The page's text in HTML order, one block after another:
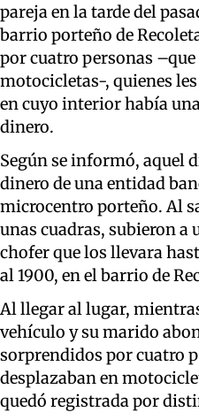
pareja en la tarde del
barrio porteño de
por cuatro personas –que
motocicletas-, quienes
en cuyo interior había
dinero.
Según se informó, aquel
dinero de una entidad
microcentro porteño. Al
unas cuadras, subieron
chofer que los llevara
al 1900, en el barrio de
Al llegar al lugar,
vehículo y su marido
sorprendidos por cuatro
desplazaban en
quedó registrada por